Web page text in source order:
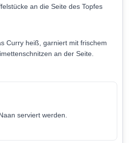
an die Seite des Topfes
Curry heiß, garniert mit frischem
an der Seite.
serviert werden.